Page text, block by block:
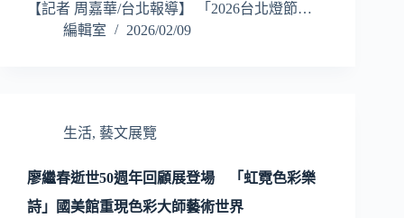
【記者 周嘉華/台北報導】 「2026台北燈節…
編輯室
2026/02/09
生活, 藝文展覽
廖繼春逝世50週年回顧展登場 「虹霓色彩樂
詩」國美館重現色彩大師藝術世界